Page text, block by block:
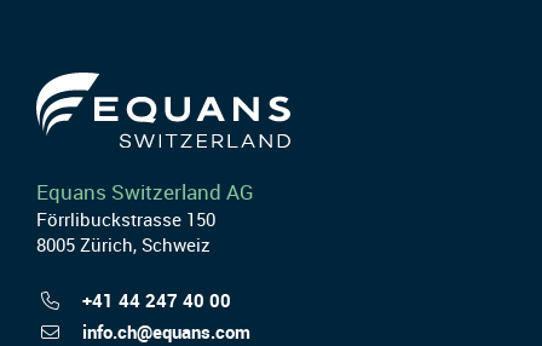
Equans Switzerland AG
Förrlibuckstrasse 150
8005 Zürich, Schweiz
+41 44 247 40 00
info.ch@equans.com